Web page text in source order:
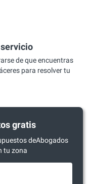
de que encuentras
para resolver tu
gratis
deAbogados
tu zona